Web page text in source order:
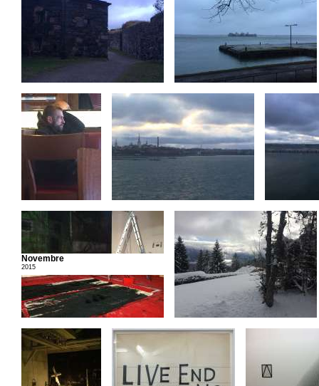
Novembre
2015